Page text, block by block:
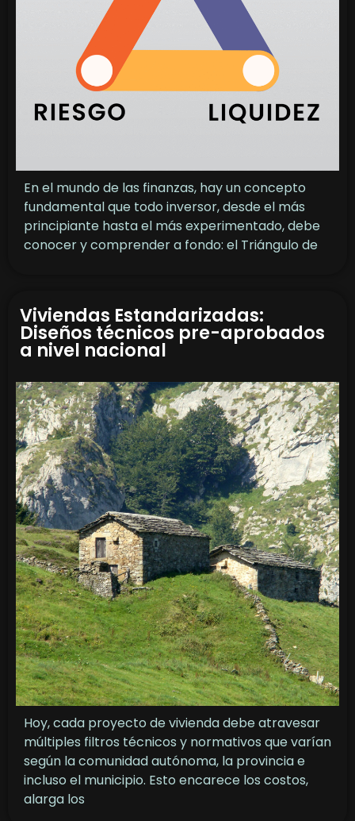
En el mundo de las finanzas, hay un concepto
fundamental que todo inversor, desde el más
principiante hasta el más experimentado, debe
conocer y comprender a fondo: el Triángulo de
Viviendas Estandarizadas:
Diseños técnicos pre-aprobados
a nivel nacional
Hoy, cada proyecto de vivienda debe atravesar
múltiples filtros técnicos y normativos que varían
según la comunidad autónoma, la provincia e
incluso el municipio. Esto encarece los costos,
alarga los